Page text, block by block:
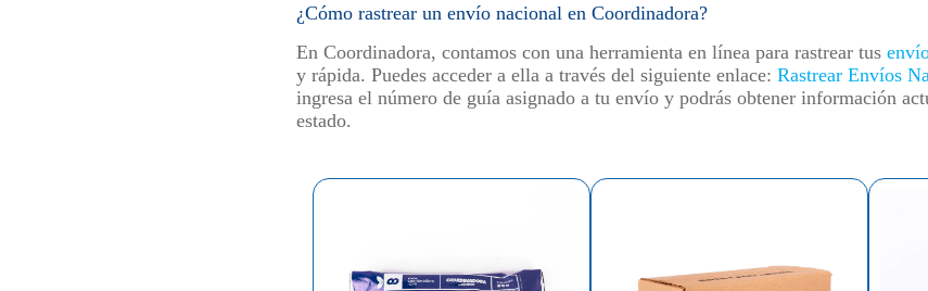
¿Cómo rastrear un envío nacional en Coordinadora?
En Coordinadora, contamos con una herramienta en línea para rastrear tus
y rápida. Puedes acceder a ella a través del siguiente enlace: Rastrear Envíos
ingresa el número de guía asignado a tu envío y podrás obtener información
estado.